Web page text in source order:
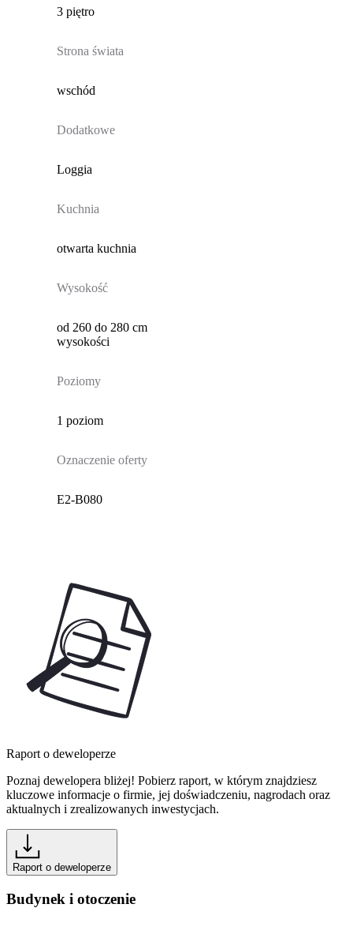
3 piętro
Strona świata
wschód
Dodatkowe
Loggia
Kuchnia
otwarta kuchnia
Wysokość
od 260 do 280 cm
wysokości
Poziomy
1 poziom
Oznaczenie oferty
E2-B080
Raport o deweloperze
Poznaj dewelopera bliżej! Pobierz raport, w którym znajdziesz
kluczowe informacje o firmie, jej doświadczeniu, nagrodach oraz
aktualnych i zrealizowanych inwestycjach.
Raport o deweloperze
Budynek i otoczenie